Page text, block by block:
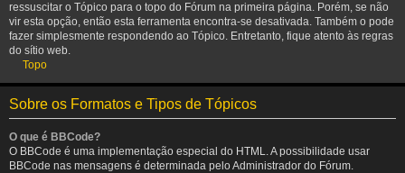
ressuscitar o Tópico para o topo do Fórum na primeira página. Porém, se não
vir esta opção, então esta ferramenta encontra-se desativada. Também o pode
fazer simplesmente respondendo ao Tópico. Entretanto, fique atento às regras
do sítio web.
Topo
Sobre os Formatos e Tipos de Tópicos
O que é BBCode?
O BBCode é uma implementação especial do HTML. A possibilidade usar
BBCode nas mensagens é determinada pelo Administrador do Fórum.